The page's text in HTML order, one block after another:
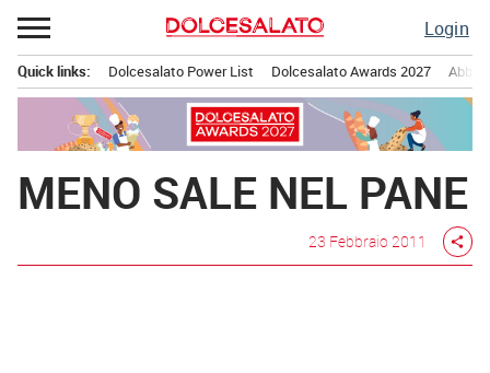
Passa
al
contenuto
Login
principale
Quick links: Dolcesalato Power List Dolcesalato Awards 2027
MENO SALE NEL PANE
23 Febbraio 2011 share